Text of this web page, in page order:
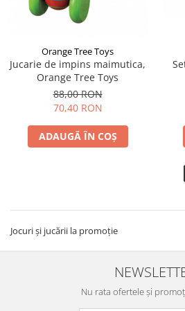
Orange Tree Toys
Jucarie de impins maimutica,
Orange Tree Toys
88,00 RON
70,40 RON
ADAUGĂ ÎN COȘ
Jocuri și jucării la promoție
Nu rata ofertele și